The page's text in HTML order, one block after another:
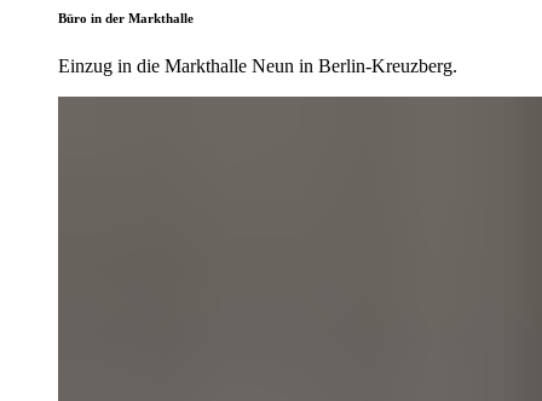
Büro in der Markthalle
Einzug in die Markthalle Neun in Berlin-Kreuzberg.